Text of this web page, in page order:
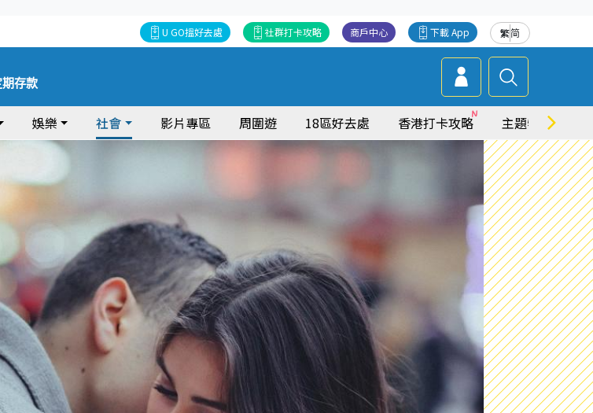
繁简
下載 App
商戶中心
社群打卡攻略
U GO搵好去處
期存款
娛樂 社會 影片專區 周圍遊 18區好去處 香港打卡攻略 主題特集